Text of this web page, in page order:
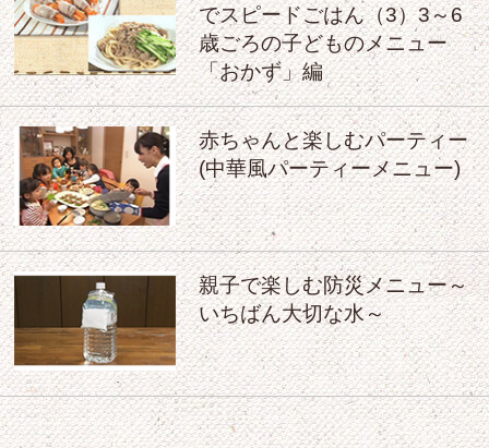
でスピードごはん（3）3～6
歳ごろの子どものメニュー
「おかず」編
赤ちゃんと楽しむパーティー
(中華風パーティーメニュー)
親子で楽しむ防災メニュー～
いちばん大切な水～